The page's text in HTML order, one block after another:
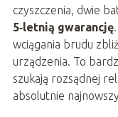
czyszczenia, dwie
5‑letnią gwarancję
wciągania brudu
urządzenia. To
szukają rozsądnej
absolutnie